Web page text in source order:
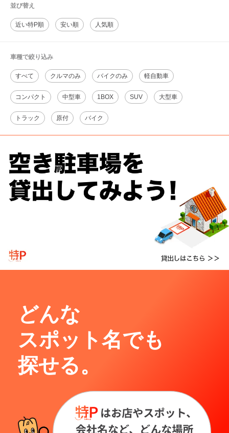
並び替え
近い特P順 安い順 人気順
車種で絞り込み
すべて クルマのみ バイクのみ 軽自動車
コンパクト 中型車 1BOX SUV 大型車
トラック 原付 バイク
どんな
スポット名でも
探せる。